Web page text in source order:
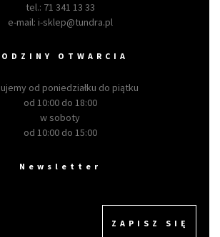
tel.: 71 341 13 33
e-mail: i-sklep@tundra.pl
OTWARCIA
od poniedziałku do piątku
od 10:00 do 18:00
w soboty
od 10:00 do 15:00
Newsletter
ZAPISZ SIĘ